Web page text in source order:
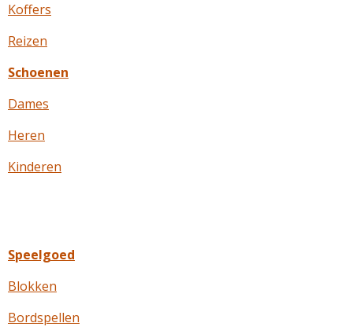
Koffers
Reizen
Schoenen
Dames
Heren
Kinderen
Speelgoed
Blokken
Bordspellen